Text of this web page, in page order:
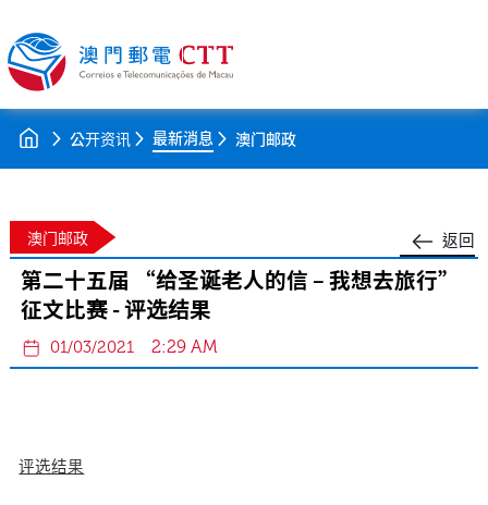
公开资讯 最新消息 澳门邮政
返回
澳门邮政
第二十五届 “给圣诞老人的信 – 我想去旅行”
征文比赛 - 评选结果
01/03/2021 2:29 AM
评选结果